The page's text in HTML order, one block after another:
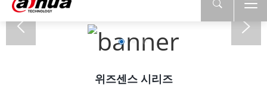
위즈센스 시리즈